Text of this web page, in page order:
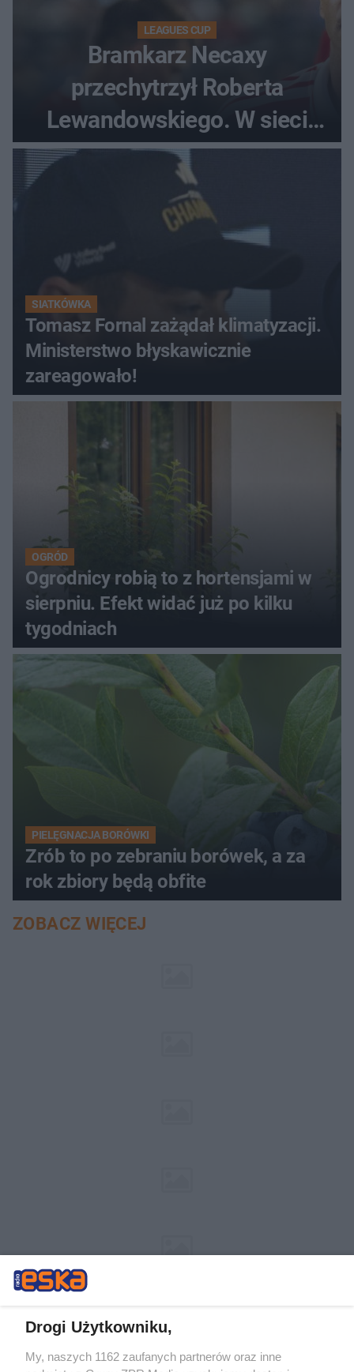
LEAGUES CUP
Bramkarz Necaxy
przechytrzył Roberta
Lewandowskiego. W sieci
krąży wideo z tego pojedynku
SIATKÓWKA
Tomasz Fornal zażądał klimatyzacji.
Ministerstwo błyskawicznie
zareagowało!
OGRÓD
Ogrodnicy robią to z hortensjami w
sierpniu. Efekt widać już po kilku
tygodniach
PIELĘGNACJA BORÓWKI
Zrób to po zebraniu borówek, a za
rok zbiory będą obfite
ZOBACZ WIĘCEJ
Drogi Użytkowniku,
My, naszych 1162 zaufanych partnerów oraz inne